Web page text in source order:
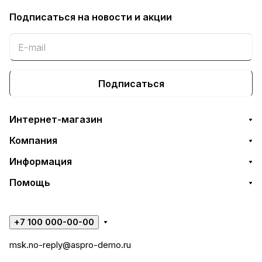
Подписаться на новости и акции
Подписаться
Интернет-магазин
Компания
Информация
Помощь
+7 100 000-00-00
msk.no-reply@aspro-demo.ru